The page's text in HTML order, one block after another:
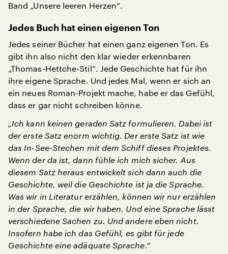
Band „Unsere leeren Herzen“.
Jedes Buch hat einen eigenen Ton
Jedes seiner Bücher hat einen ganz eigenen Ton. Es
gibt ihn also nicht den klar wieder erkennbaren
„Thomas-Hettche-Stil“. Jede Geschichte hat für ihn
ihre eigene Sprache. Und jedes Mal, wenn er sich an
ein neues Roman-Projekt mache, habe er das Gefühl,
dass er gar nicht schreiben könne.
„Ich kann keinen geraden Satz formulieren. Dabei ist
der erste Satz enorm wichtig. Der erste Satz ist wie
das In-See-Stechen mit dem Schiff dieses Projektes.
Wenn der da ist, dann fühle ich mich sicher. Aus
diesem Satz heraus entwickelt sich dann auch die
Geschichte, weil die Geschichte ist ja die Sprache.
Was wir in Literatur erzählen, können wir nur erzählen
in der Sprache, die wir haben. Und eine Sprache lässt
verschiedene Sachen zu. Und andere eben nicht.
Insofern habe ich das Gefühl, es gibt für jede
Geschichte eine adäquate Sprache.“